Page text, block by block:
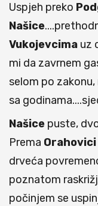
Uspjeh preko
Našice
Vukojevcima uz
mi da zavrnem
selom po
sa
Našice puste,
Prema Orahovici
drveća
poznatom
počinjem se